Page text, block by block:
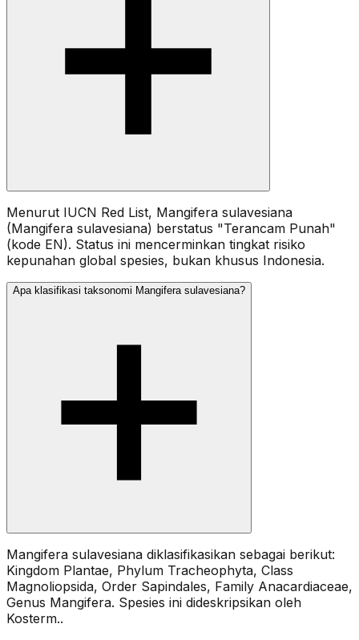
Menurut IUCN Red List, Mangifera sulavesiana
(Mangifera sulavesiana) berstatus "Terancam Punah"
(kode EN). Status ini mencerminkan tingkat risiko
kepunahan global spesies, bukan khusus Indonesia.
Apa klasifikasi taksonomi Mangifera sulavesiana?
Mangifera sulavesiana diklasifikasikan sebagai berikut:
Kingdom Plantae, Phylum Tracheophyta, Class
Magnoliopsida, Order Sapindales, Family Anacardiaceae,
Genus Mangifera. Spesies ini dideskripsikan oleh
Kosterm..